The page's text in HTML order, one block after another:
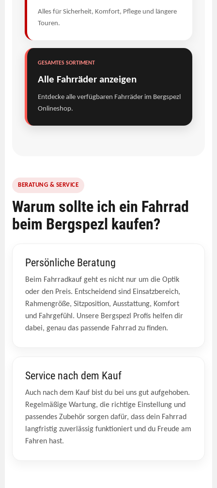
Alles für Sicherheit, Komfort, Pflege und längere
Touren.
GESAMTES SORTIMENT
Alle Fahrräder anzeigen
Entdecke alle verfügbaren Fahrräder im Bergspezl
Onlineshop.
BERATUNG & SERVICE
Warum sollte ich ein Fahrrad
beim Bergspezl kaufen?
Persönliche Beratung
Beim Fahrradkauf geht es nicht nur um die Optik
oder den Preis. Entscheidend sind Einsatzbereich,
Rahmengröße, Sitzposition, Ausstattung, Komfort
und Fahrgefühl. Unsere Bergspezl Profis helfen dir
dabei, genau das passende Fahrrad zu finden.
Service nach dem Kauf
Auch nach dem Kauf bist du bei uns gut aufgehoben.
Regelmäßige Wartung, die richtige Einstellung und
passendes Zubehör sorgen dafür, dass dein Fahrrad
langfristig zuverlässig funktioniert und du Freude am
Fahren hast.